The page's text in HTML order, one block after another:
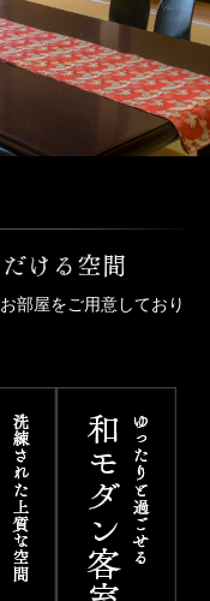
部屋をご用意しており